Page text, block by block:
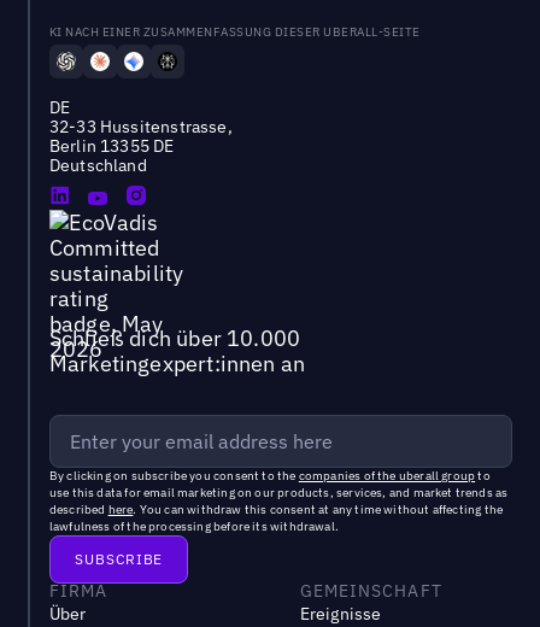
KI NACH EINER ZUSAMMENFASSUNG DIESER UBERALL-SEITE
DE
32-33 Hussitenstrasse,
Berlin 13355 DE
Deutschland
Schließ dich über 10.000
Marketingexpert:innen an
By clicking on subscribe you consent to the companies of the uberall groupto
use this data for email marketing on our products, services, and market trends as
described here. You can withdraw this consent at any time without affecting the
lawfulness of the processing before its withdrawal.
FIRMA
Über
GEMEINSCHAFT
Ereignisse